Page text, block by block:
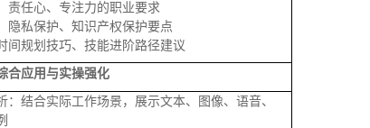
责任心、专注力的职业要求
隐私保护、知识产权保护要点
间规划技巧、技能进阶路径建议
合应用与实操强化
：结合实际工作场景，展示文本、图像、语音、